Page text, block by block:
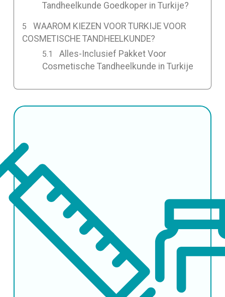
Tandheelkunde Goedkoper in Turkije?
WAAROM KIEZEN VOOR TURKIJE VOOR
COSMETISCHE TANDHEELKUNDE?
Alles-Inclusief Pakket Voor
Cosmetische Tandheelkunde in Turkije